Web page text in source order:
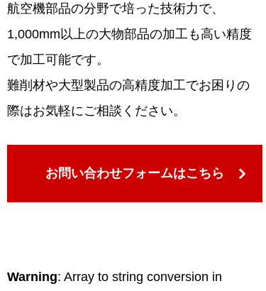
航空機部品の分野で培った技術力で、
1,000mm以上の大物部品の加工も高い精度
で加工可能です。
難削材や大型製品の高精度加工でお困りの
際はお気軽にご相談ください。
お問い合わせフォームはこちら
Warning: Array to string conversion in